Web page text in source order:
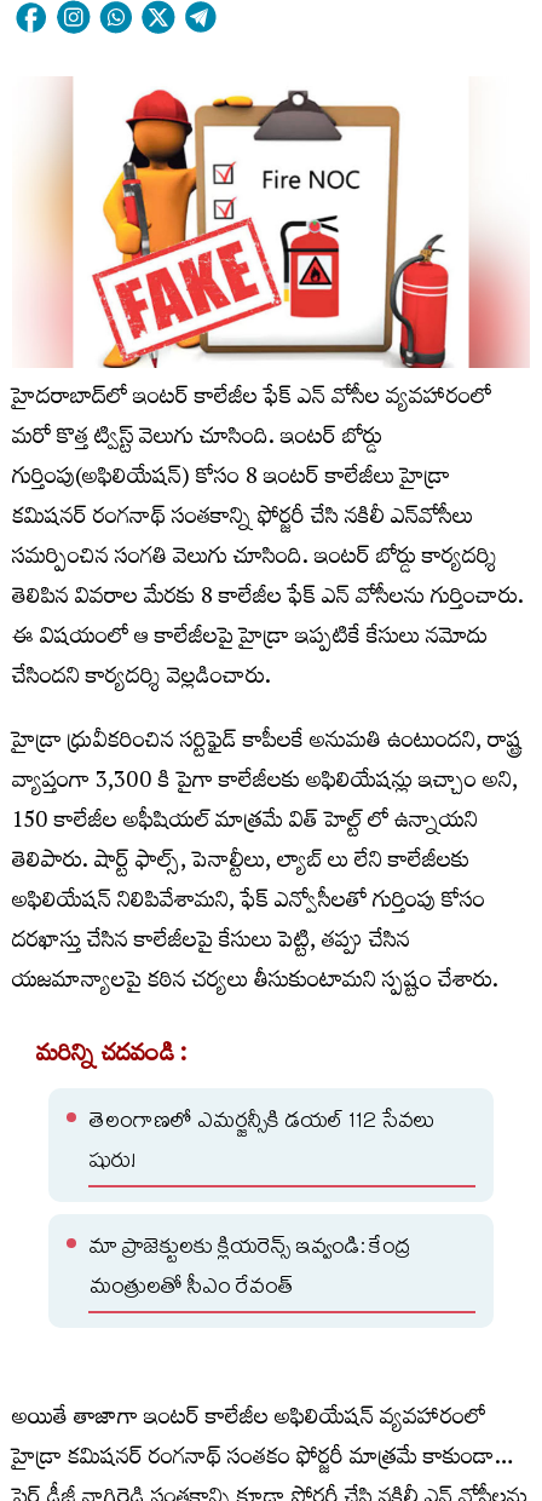
హైదరాబాద్‍లో ఇంటర్ కాలేజీల ఫేక్ ఎన్ వోసీల వ్యవహారంలో
మరో కొత్త ట్విస్ట్ వెలుగు చూసింది. ఇంటర్ బోర్డు
గుర్తింపు(అఫిలియేషన్) కోసం 8 ఇంటర్ కాలేజీలు హైడ్రా
కమిషనర్ రంగనాథ్ సంతకాన్ని ఫోర్జరీ చేసి నకిలీ ఎన్‍వోసీలు
సమర్పించిన సంగతి వెలుగు చూసింది. ఇంటర్ బోర్డు కార్యదర్శి
తెలిపిన వివరాల మేరకు 8 కాలేజీల ఫేక్ ఎన్ వోసీలను గుర్తించారు.
ఈ విషయంలో ఆ కాలేజీలపై హైడ్రా ఇప్పటికే కేసులు నమోదు
చేసిందని కార్యదర్శి వెల్లడించారు.
హైడ్రా ధ్రువీకరించిన సర్టిఫైడ్ కాపీలకే అనుమతి ఉంటుందని, రాష్ట్ర
వ్యాప్తంగా 3,300 కి పైగా కాలేజీలకు అఫిలియేషన్లు ఇచ్చాం అని,
150 కాలేజీల అఫీషియల్ మాత్రమే విత్ హెల్ట్ లో ఉన్నాయని
తెలిపారు. షార్ట్ ఫాల్స్, పెనాల్టీలు, ల్యాబ్ లు లేని కాలేజీలకు
అఫిలియేషన్ నిలిపివేశామని, ఫేక్ ఎన్వోసీలతో గుర్తింపు కోసం
దరఖాస్తు చేసిన కాలేజీలపై కేసులు పెట్టి, తప్పు చేసిన
యజమాన్యాలపై కఠిన చర్యలు తీసుకుంటామని స్పష్టం చేశారు.
మరిన్ని చదవండి :
తెలంగాణలో ఎమర్జన్సీకి డయల్ 112 సేవలు
షురు!
మా ప్రాజెక్టులకు క్లియరెన్స్ ఇవ్వండి: కేంద్ర
మంత్రులతో సీఎం రేవంత్
అయితే తాజాగా ఇంటర్ కాలేజీల అఫిలియేషన్ వ్యవహారంలో
హైడ్రా కమిషనర్ రంగనాథ్ సంతకం ఫోర్జరీ మాత్రమే కాకుండా…